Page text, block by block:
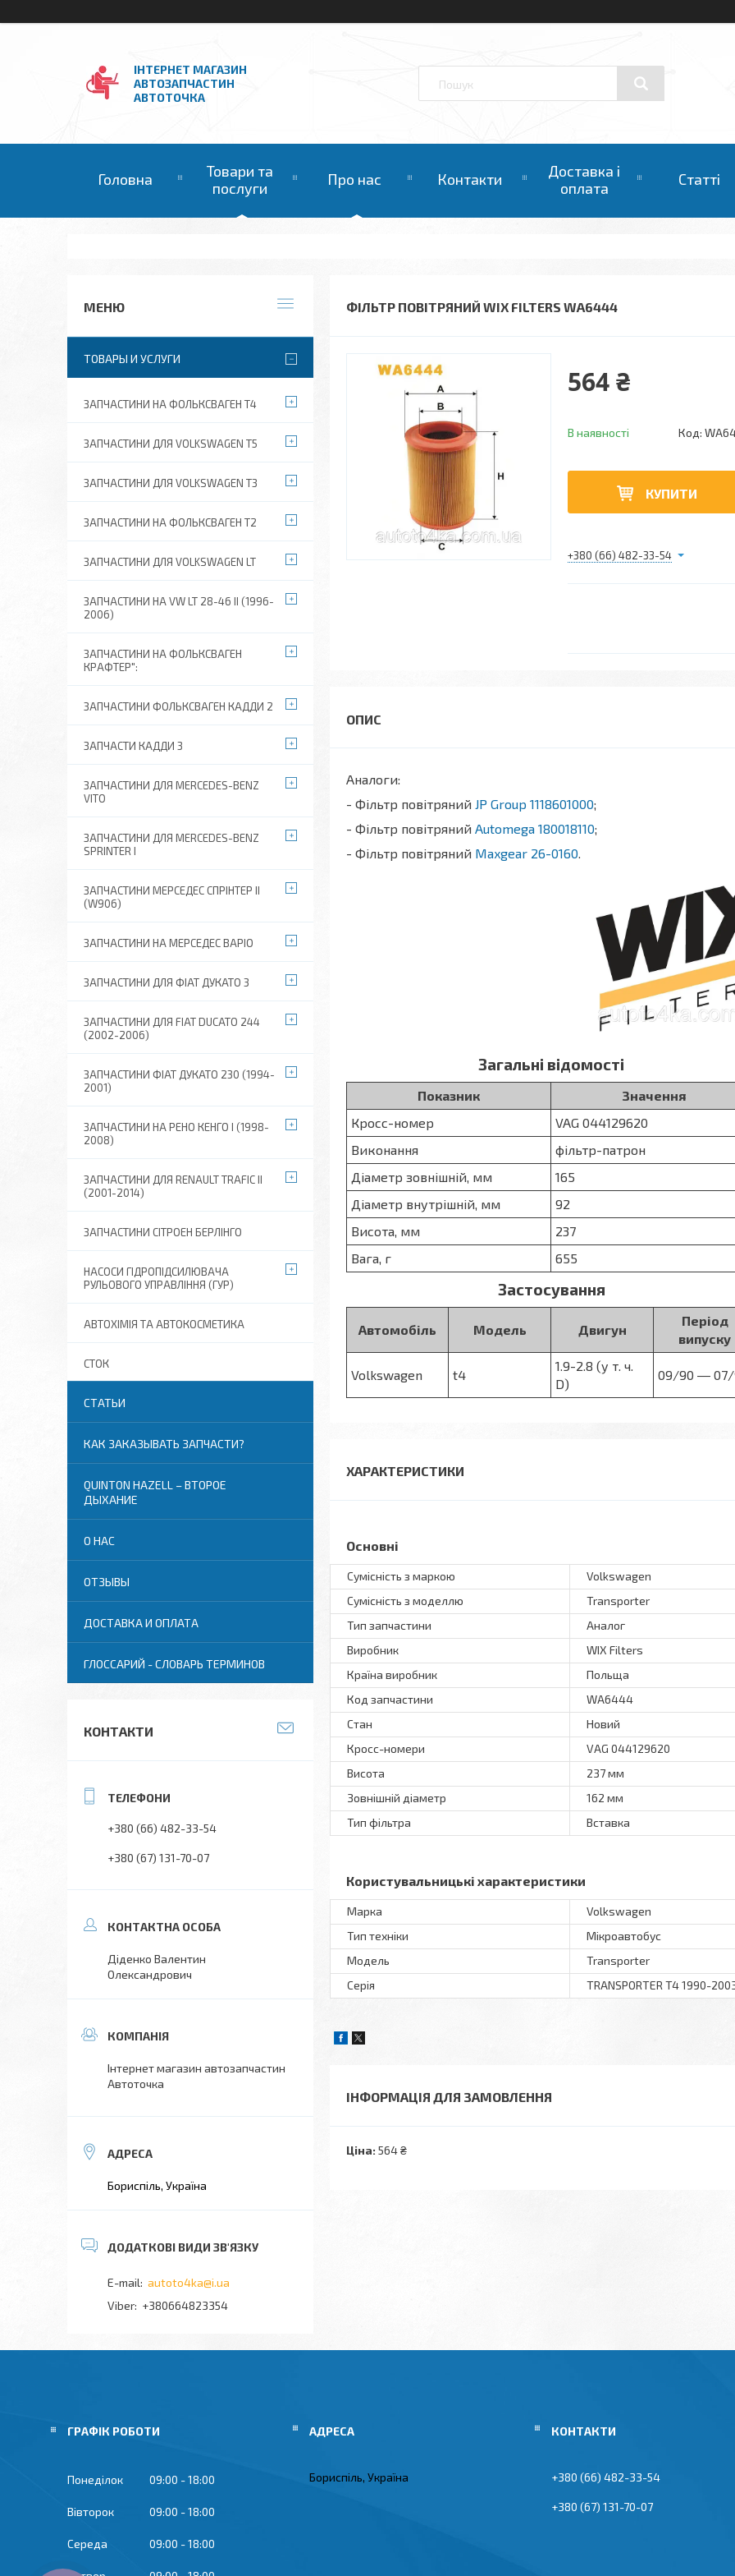
ІНТЕРНЕТ МАГАЗИН
АВТОЗАПЧАСТИН
АВТОТОЧКА
Головна
Товари та
послуги
Про нас Контакти
Доставка і
оплата
Статті
ФІЛЬТР ПОВІТРЯНИЙ WIX FILTERS WA6444
564 ₴
В наявності Код:
КУПИТИ
+380 (66) 482-33-54
Аналоги:
- Фільтр повітряний JP Group 1118601000;
- Фільтр повітряний Automega 180018110;
- Фільтр повітряний Maxgear 26-0160.
Загальні відомості
Показник
Значення
Кросс-номер
VAG 044129620
Виконання
фільтр-патрон
Діаметр зовнішній, мм
165
Діаметр внутрішній, мм
92
Висота, мм
237
Вага, г
655
Застосування
Автомобіль Модель Двигун
Період
випуску
Volkswagen t4
1.9-2.8 (у т. ч.
D)
09/90 ―
ХАРАКТЕРИСТИКИ
Основні
Сумісність з маркою
Volkswagen
Сумісність з моделлю
Transporter
Тип запчастини
Аналог
Виробник
WIX Filters
Країна виробник
Польща
Код запчастини
WA6444
Стан
Новий
Кросс-номери
VAG 044129620
Висота
237 мм
Зовнішній діаметр
162 мм
Тип фільтра
Вставка
Користувальницькі характеристики
Марка
Volkswagen
Тип техніки
Мікроавтобус
Модель
Transporter
Серія
TRANSPORTER T4 1990-
ІНФОРМАЦІЯ ДЛЯ ЗАМОВЛЕННЯ
Ціна: 564 ₴
ТОВАРЫ И УСЛУГИ
ЗАПЧАСТИНИ НА ФОЛЬКСВАГЕН Т4
ЗАПЧАСТИНИ ДЛЯ VOLKSWAGEN T5
ЗАПЧАСТИНИ ДЛЯ VOLKSWAGEN T3
ЗАПЧАСТИНИ НА ФОЛЬКСВАГЕН Т2
ЗАПЧАСТИНИ ДЛЯ VOLKSWAGEN LT
ЗАПЧАСТИНИ НА VW LT 28-46 II (1996-
2006)
ЗАПЧАСТИНИ НА ФОЛЬКСВАГЕН
КРАФТЕР":
ЗАПЧАСТИНИ ФОЛЬКСВАГЕН КАДДИ 2
ЗАПЧАСТИ КАДДИ 3
ЗАПЧАСТИНИ ДЛЯ MERCEDES-BENZ
VITO
ЗАПЧАСТИНИ ДЛЯ MERCEDES-BENZ
SPRINTER I
ЗАПЧАСТИНИ МЕРСЕДЕС СПРІНТЕР II
(W906)
ЗАПЧАСТИНИ НА МЕРСЕДЕС ВАРІО
ЗАПЧАСТИНИ ДЛЯ ФІАТ ДУКАТО 3
ЗАПЧАСТИНИ ДЛЯ FIAT DUCATO 244
(2002-2006)
ЗАПЧАСТИНИ ФІАТ ДУКАТО 230 (1994-
2001)
ЗАПЧАСТИНИ НА РЕНО КЕНГО I (1998-
2008)
ЗАПЧАСТИНИ ДЛЯ RENAULT TRAFIC II
(2001-2014)
ЗАПЧАСТИНИ СІТРОЕН БЕРЛІНГО
НАСОСИ ГІДРОПІДСИЛЮВАЧА
РУЛЬОВОГО УПРАВЛІННЯ (ГУР)
АВТОХІМІЯ ТА АВТОКОСМЕТИКА
СТОК
СТАТЬИ
КАК ЗАКАЗЫВАТЬ ЗАПЧАСТИ?
QUINTON HAZELL – ВТОРОЕ
ДЫХАНИЕ
О НАС
ОТЗЫВЫ
ДОСТАВКА И ОПЛАТА
ГЛОССАРИЙ - СЛОВАРЬ ТЕРМИНОВ
КОНТАКТИ
+380 (66) 482-33-54
+380 (67) 131-70-07
Діденко Валентин
Олександрович
Інтернет магазин автозапчастин
Автоточка
Бориспіль, Україна
autoto4ka@i.ua
+380664823354
ГРАФІК РОБОТИ
Понеділок 09:00 18:00
Вівторок 09:00 18:00
Середа 09:00 18:00
Бориспіль, Україна +380 (66) 482-33-54
+380 (67) 131-70-07